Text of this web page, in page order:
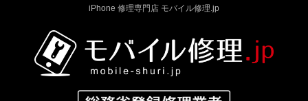
iPhone 修理専門店 モバイル修理.jp